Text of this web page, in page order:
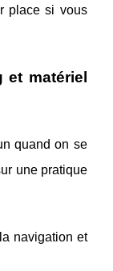
place si vous
matériel
quand on se
une pratique
navigation et